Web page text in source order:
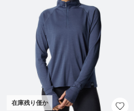
在庫残り僅か